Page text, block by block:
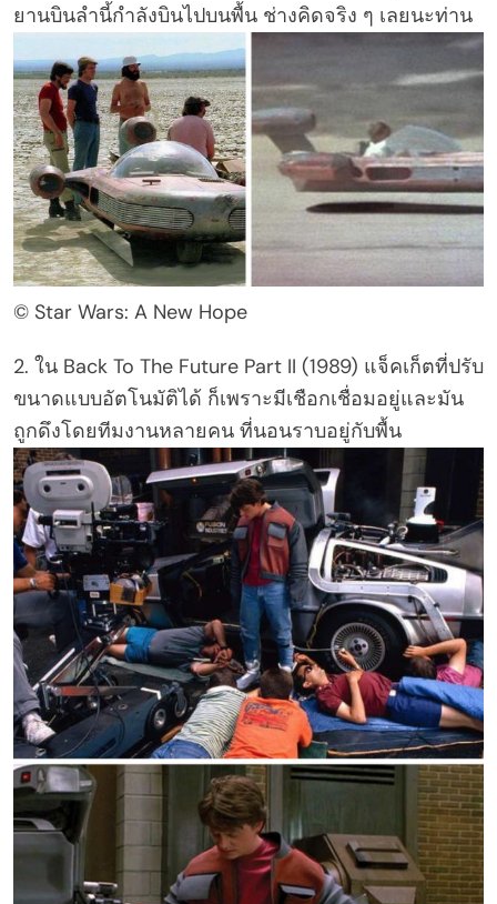
ยานบินลำนี้กำลังบินไปบนพื้น ช่างคิดจริง ๆ เลยนะท่าน
© Star Wars: A New Hope
2. ใน Back To The Future Part II (1989) แจ็คเก็ตที่ปรับ
ขนาดแบบอัตโนมัติได้ ก็เพราะมีเชือกเชื่อมอยู่และมัน
ถูกดึงโดยทีมงานหลายคน ที่นอนราบอยู่กับพื้น